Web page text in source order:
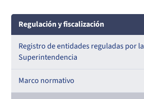
Regulación y fiscalización
Registro de entidades reguladas por la
Superintendencia
Registro de Prestadores Acreditados
Marco normativo